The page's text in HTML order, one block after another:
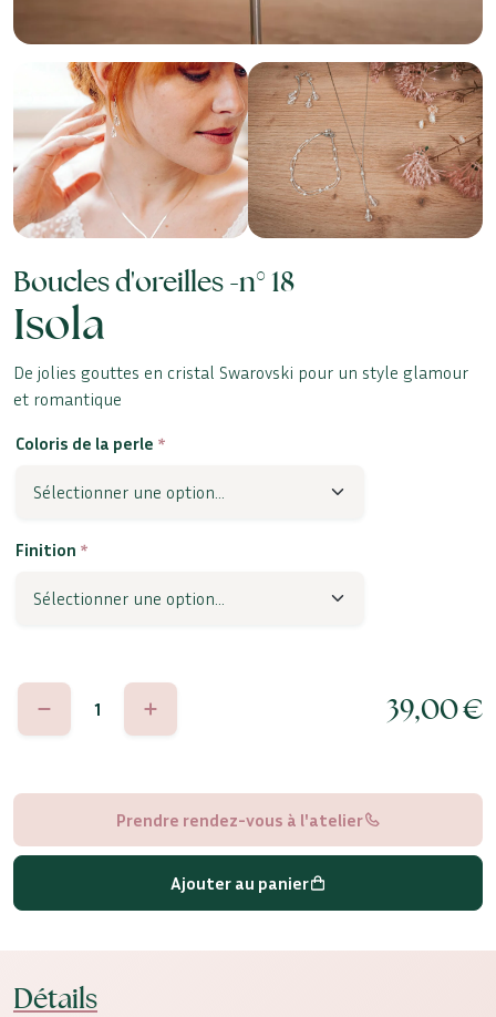
Boucles d'oreilles -n° 18
Isola
De jolies gouttes en cristal Swarovski pour un style glamour
et romantique
Coloris de la perle *
Finition *
quantité
39,00€
Prendre rendez-vous à l'atelier
Ajouter au panier
Détails